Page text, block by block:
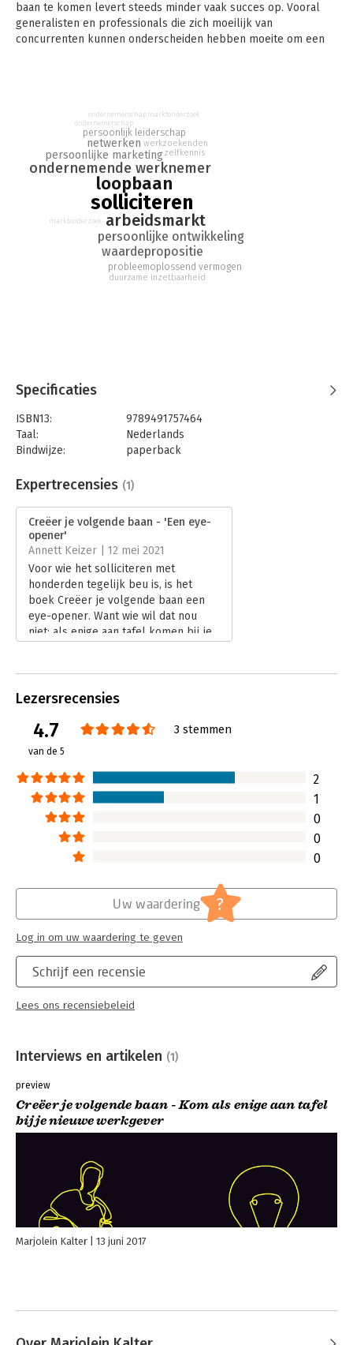
baan te komen levert steeds minder vaak succes op. Vooral
generalisten en professionals die zich moeilijk van
concurrenten kunnen onderscheiden hebben moeite om een
gebruiken. In dit praktische boek beschrijft Marjolein Kalter
stapsgewijs hoe je zelf het werk creëert dat jou inspireert en
hoe je de werkgever vindt die jou daar graag voor wil betalen.
Met deze eigentijdse en innovatieve sollicitatiemethode blijf je
weg van de concurrentie met honderden andere sollicitanten
en kom je in je eentje aan tafel bij je ideale werkgever.
'Op de nieuwe arbeidsmarkt moet je van solliciteren werk
maken – dit boek brengt je op aansprekende wijze van de
wacht- naar de actiestand.' - Ton Wilthagen, hoogleraar
Arbeidsmarkt, Tilburg University
solliciteren
loopbaan
arbeidsmarkt
ondernemende werknemer
persoonlijke ontwikkeling
waardepropositie
persoonlijke marketing
netwerken
persoonlijk leiderschap
probleemoplossend vermogen
duurzame inzetbaarheid
werkzoekenden
zelfkennis
ondernemerschap
marktonderzoek
ondernemerschap marktonderzoek
Specificaties
ISBN13:
9789491757464
Taal:
Nederlands
Bindwijze:
paperback
Uitgever:
BigBusiness Publishers
Verschijningsdatum:
Hoofdrubriek: Werk en loopbaan
Expertrecensies (1)
Creëer je volgende baan - 'Een eye-
opener'
Annett Keizer | 12 mei 2021
Voor wie het solliciteren met
honderden tegelijk beu is, is het
boek Creëer je volgende baan een
eye-opener. Want wie wil dat nou
niet: als enige aan tafel komen bij je
jou een ‘ondernemende werknemer'
Lees verder
Lezersrecensies
4.7
van de 5
3 stemmen
2
1
0
0
0
Schrijf een recensie
Lees ons recensiebeleid
Uw waardering ?
Log in om uw waardering te geven
Interviews en artikelen (1)
preview
Creëer je volgende baan - Kom als enige aan tafel
bij je nieuwe werkgever
Marjolein Kalter 13 juni 2017